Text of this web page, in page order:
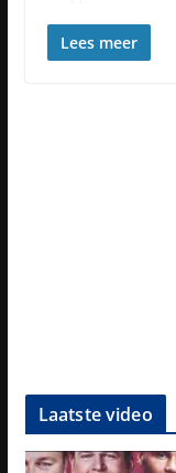
Lees meer
Laatste video